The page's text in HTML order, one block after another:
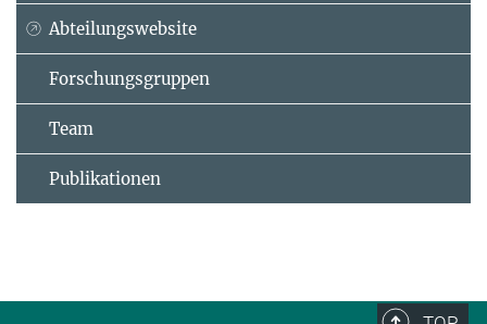
Abteilungswebsite
Forschungsgruppen
Team
Publikationen